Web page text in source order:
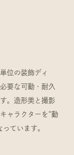
位の装飾ディ
要な可動・耐久
。造形美と撮影
ャラクターを“動
ています。